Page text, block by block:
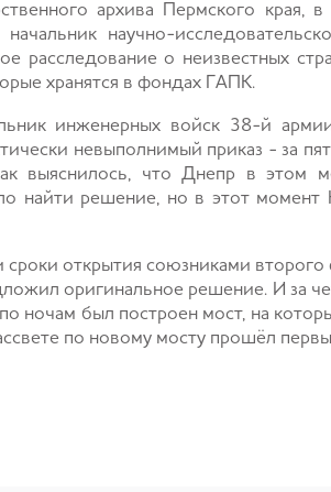
архива Пермского края, в
научно-
расследование о неизвестных
хранятся в фондах ГАПК.
инженерных войск 38-й
невыполнимый приказ - за
выяснилось, что Днепр в этом
найти решение, но в этот момент
открытия союзниками второго
оригинальное решение. И за
ночам был построен мост, на
по новому мосту прошёл